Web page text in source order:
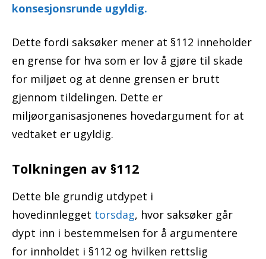
konsesjonsrunde ugyldig.
Dette fordi saksøker mener at §112 inneholder
en grense for hva som er lov å gjøre til skade
for miljøet og at denne grensen er brutt
gjennom tildelingen. Dette er
miljøorganisasjonenes hovedargument for at
vedtaket er ugyldig.
Tolkningen av §112
Dette ble grundig utdypet i
hovedinnlegget torsdag, hvor saksøker går
dypt inn i bestemmelsen for å argumentere
for innholdet i §112 og hvilken rettslig